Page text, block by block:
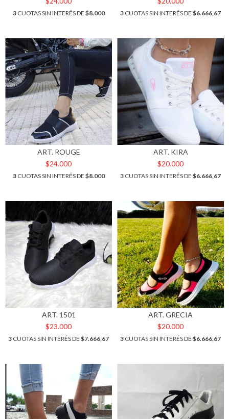
3CUOTAS SIN INTERÉS DE $8.000 3 CUOTAS SIN INTERÉS DE $6.666,67
ART. ROUGE
$24.000
3CUOTAS SIN INTERÉS DE $8.000
ART. KIRA
$20.000
3 CUOTAS SIN INTERÉS DE $6.666,67
ART. 1501
$23.000
3 CUOTAS SIN INTERÉS DE $7.666,67
ART. GRECIA
$20.000
3 CUOTAS SIN INTERÉS DE $6.666,67